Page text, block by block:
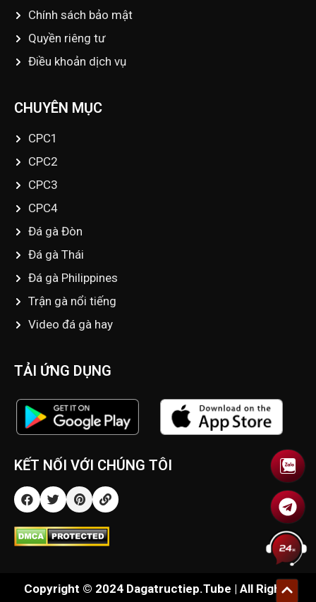
Chính sách bảo mật
Quyền riêng tư
Điều khoản dịch vụ
CHUYÊN MỤC
CPC1
CPC2
CPC3
CPC4
Đá gà Đòn
Đá gà Thái
Đá gà Philippines
Trận gà nổi tiếng
Video đá gà hay
TẢI ỨNG DỤNG
KẾT NỐI VỚI CHÚNG TÔI
Copyright © 2024 Dagatructiep.Tube | All Rights